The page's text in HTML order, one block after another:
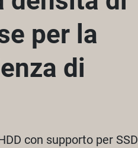
per la
di
con supporto per SSD